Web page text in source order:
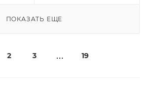
ПОКАЗАТЬ ЕЩЕ
2 3 19